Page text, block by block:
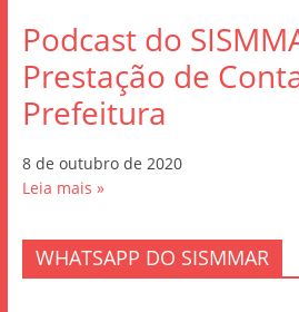
Podcast do
Prestação de
Prefeitura
8 de outubro de 2020
Leia mais »
WHATSAPP DO SISMMAR